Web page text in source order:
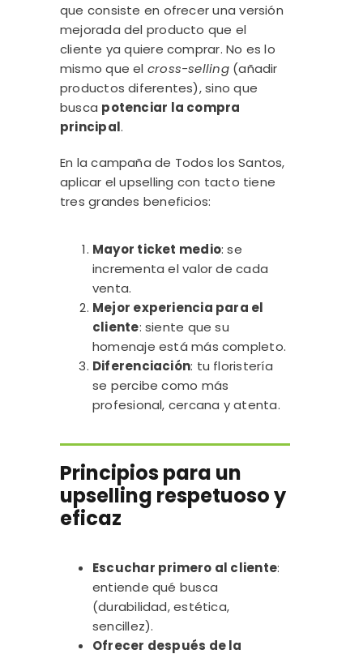
que consiste en ofrecer una versión
mejorada del producto que el
cliente ya quiere comprar. No es lo
mismo que el cross-selling(añadir
productos diferentes), sino que
busca potenciar la compra
principal.
En la campaña de Todos los Santos,
aplicar el upselling con tacto tiene
tres grandes beneficios:
Mayor ticket medio: se
incrementa el valor de cada
venta.
Mejor experiencia para el
cliente: siente que su
homenaje está más completo.
Diferenciación: tu floristería
se percibe como más
profesional, cercana y atenta.
Principios para un
upselling respetuoso y
eficaz
Escuchar primero al cliente:
entiende qué busca
(durabilidad, estética,
sencillez).
Ofrecer después de la